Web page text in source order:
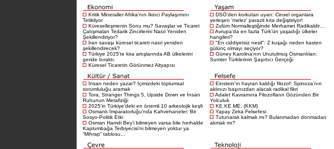
Kritik Mineraller Afrika'nın İkinci Paylaşımını
Tetikliyor
Küreselleşmenin Sonu mu? Savaşlar ve Ticaret
Çatışmaları Tedarik Zincirlerini Nasıl Yeniden
Şekillendiriyor?
İran savaşı küresel ticareti nasıl yeniden
şekillendirecek?
Türkiye 2025'te kira artışlarında AB ülkelerini
geride bıraktı.
Küresel Ticaretin Görünmez Altyapısı
DSÖ’den korkutan uyarı: Cinsel organlara
yerleşen 'melez' parazit kıta değiştiriyor!
Zulüm Normalleştiğinde Merhamet Radikaldir…
Avrupa’da en fazla Türk’ün yaşadığı ülkeler
hangileri?
"En ciddiyetsiz nesil": Z kuşağı neden kasten
gülünç olmayı seçiyor?
Güney Karolina'nın Unutulmuş Osmanlıları:
Sumter Türklerinin Şaşırtıcı Gerçeği
İnsan neden yazar? İçimizdeki toplumsal
sorumluluğu aramak
Tora, Stranger Things 5, Upside Down ve İnsan
Ruhunun Metafiziği
2025'in Türkiye’deki en önemli 10 arkeolojik keşfi
Osmanlı İmparatorluğu'nda Kahvehaneler: Bir
Sosyo-Politik Etki
Osman Hamdi Bey’i bilmeyen varsa bile herhalde
Kaplumbağa Terbiyecisi’ni bilmeyen yoktur ya
“Mihrap” tablosu...
Einstein'ın hayran kaldığı filozof: Spinoza'nın
aklınızı başınızdan alacak radikal fikri
Adalet Kavramına Filozofların Gözünden Bir
Yolculuk
KE.KE.ME. (KKM)
Yapay Zeka Felsefesi
Tutunarak kalmak mı? Bulanmadan donmadan
akmak mı?